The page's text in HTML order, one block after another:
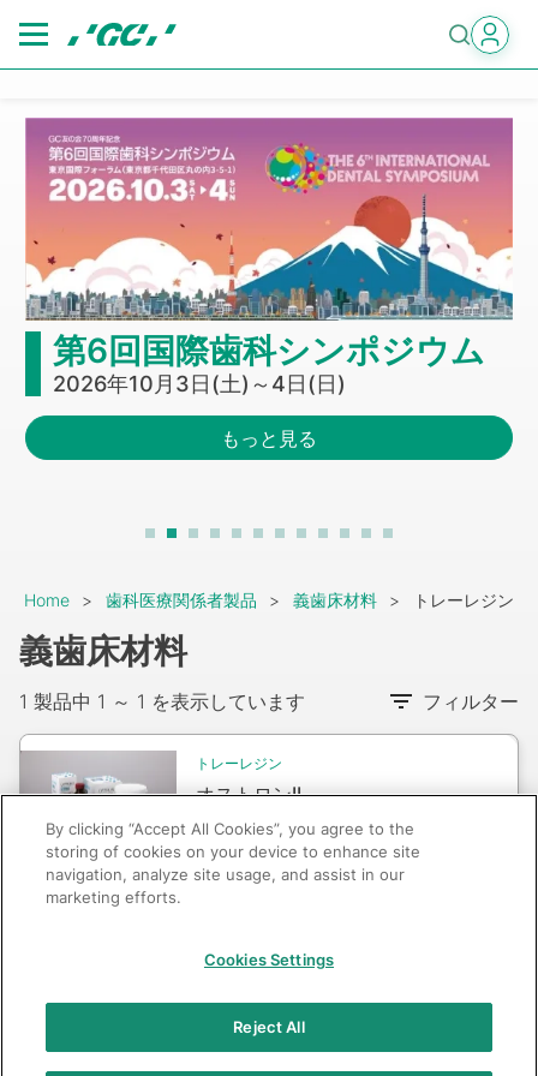
main
国際歯科シンポジウム
10月3日(土)～4日(日)
北海
Breadcrumb
Home 歯科医療関係者製品 義歯床材料 トレーレジン
義歯床材料
1 製品中 1 ～ 1 を表示しています フィルター
トレーレジン
オストロンII
GC：特定商取引法に基づく表記
無断転載禁止
当サイトの利用条件
個人情報保護方針 クッキーポリシー
By clicking “Accept All Cookies”, you agree to the
storing of cookies on your device to enhance site
navigation, analyze site usage, and assist in our
marketing efforts.
Cookies Settings
Reject All